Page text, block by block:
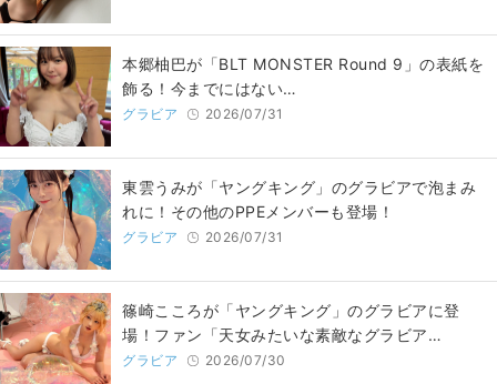
本郷柚巴が「BLT MONSTER Round 9」の表紙を
飾る！今までにはない…
グラビア 2026/07/31
東雲うみが「ヤングキング」のグラビアで泡まみ
れに！その他のPPEメンバーも登場！
グラビア 2026/07/31
篠崎こころが「ヤングキング」のグラビアに登
場！ファン「天女みたいな素敵なグラビア…
グラビア 2026/07/30